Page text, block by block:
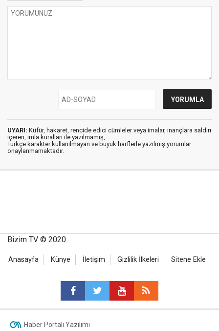
UYARI: Küfür, hakaret, rencide edici cümleler veya imalar, inançlara saldırı
içeren, imla kuralları ile yazılmamış,
Türkçe karakter kullanılmayan ve büyük harflerle yazılmış yorumlar
onaylanmamaktadır.
Bizim TV © 2020
Anasayfa Künye İletişim Gizlilik İlkeleri Sitene Ekle
Haber Portalı Yazılımı